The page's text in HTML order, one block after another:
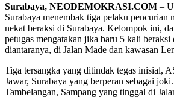
Surabaya, NEODEMOKRASI.COM –
Surabaya menembak tiga pelaku pencurian
nekat beraksi di Surabaya. Kelompok ini,
petugas mengatakan jika baru 5 kali
diantaranya, di Jalan Made dan kawasan
Tiga tersangka yang ditindak tegas inisial,
Jawar, Surabaya yang berperan sebagai
Tambelangan, Sampang yang tinggal di